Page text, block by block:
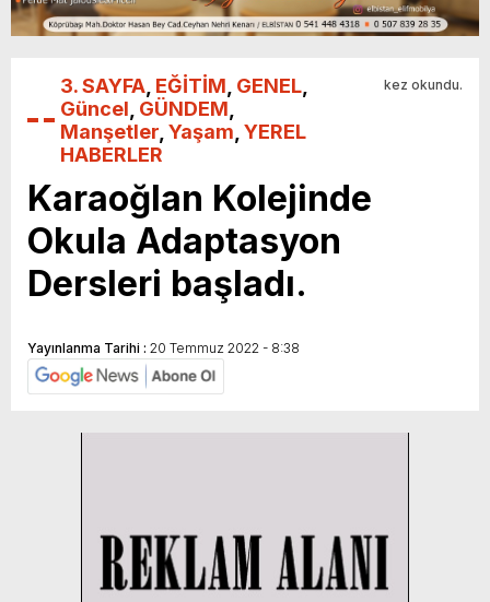
3. SAYFA EĞİTİM GENEL
Güncel GÜNDEM
Manşetler Yaşam YEREL
HABERLER
kez okundu.
Karaoğlan Kolejinde
Okula Adaptasyon
Dersleri başladı.
Yayınlanma Tarihi : 20 Temmuz 2022 - 8:38